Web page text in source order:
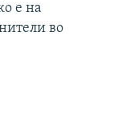
е на
во